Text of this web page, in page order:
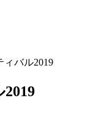
ィバル2019